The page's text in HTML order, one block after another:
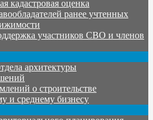
кадастровая оценка
ранее учтенных
участников СВО и членов
архитектуры
о строительстве
и среднему бизнесу